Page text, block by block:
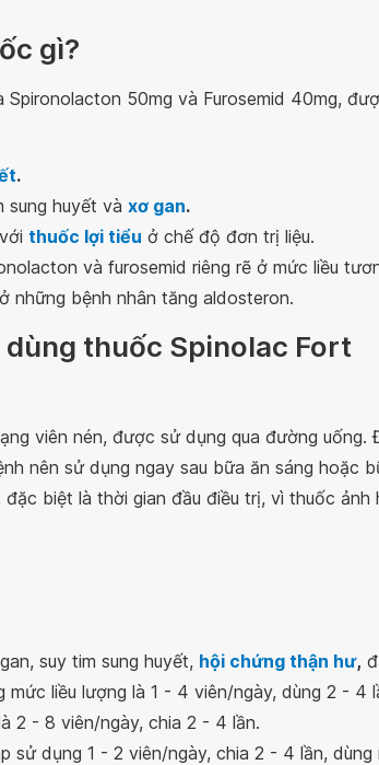
gì?
50mg và Furosemid 40mg,
.
sung huyết và xơ gan.
thuốc lợi tiểu ở chế độ đơn trị liệu.
và furosemid riêng rẽ ở mức liều
ở những bệnh nhân tăng aldosteron.
thuốc Spinolac Fort
viên nén, được sử dụng qua đường uống.
nên sử dụng ngay sau bữa ăn sáng hoặc
biệt là thời gian đầu điều trị, vì thuốc ảnh
suy tim sung huyết, hội chứng thận hư,
liều lượng là 1 - 4 viên/ngày, dùng 2 - 4
2 - 8 viên/ngày, chia 2 - 4 lần.
sử dụng 1 - 2 viên/ngày, chia 2 - 4 lần,